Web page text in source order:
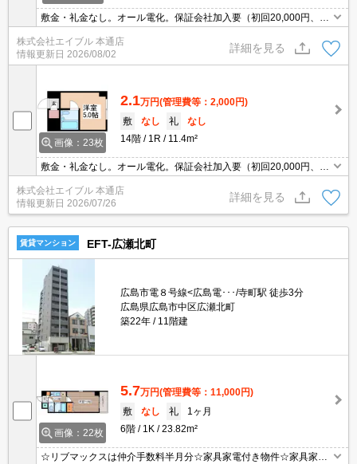
敷金・礼金なし。オール電化。保証会社加入要（初回20,000円、年
間保証料10,000円）。オートロック。エレベーターあり。最寄り駅
まで徒歩2分！。
株式会社エイブル 本通店
情報更新日 2026/08/02
詳細を見る
画像：23枚
2.1万円(管理費等：2,000円)
敷
なし 礼
なし
14階
1R 11.4m²
敷金・礼金なし。オール電化。保証会社加入要（初回20,000円、年
間保証料10,000円）。オートロック。エレベーターあり。最寄り駅
まで徒歩2分！。
株式会社エイブル 本通店
情報更新日 2026/07/26
詳細を見る
賃貸マンション EFT-広瀬北町
広島市電８号線<広島電･･･/寺町駅 徒歩3分
広島県広島市中区広瀬北町
築22年
11階建
画像：22枚
5.7万円(管理費等：11,000円)
敷
なし 礼
1ヶ月
6階
1K 23.82m²
☆リブマックスは仲介手数料半月分☆家具家電付き物件☆家具家電